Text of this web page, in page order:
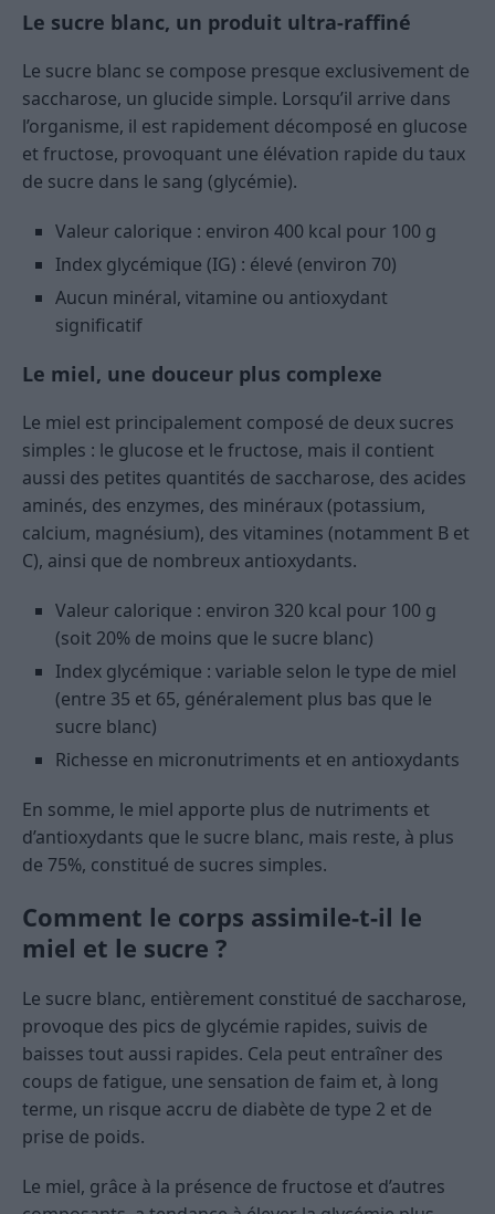
Le sucre blanc, un produit ultra-raffiné
Le sucre blanc se compose presque exclusivement de
saccharose, un glucide simple. Lorsqu’il arrive dans
l’organisme, il est rapidement décomposé en glucose
et fructose, provoquant une élévation rapide du taux
de sucre dans le sang (glycémie).
Valeur calorique : environ 400 kcal pour 100 g
Index glycémique (IG) : élevé (environ 70)
Aucun minéral, vitamine ou antioxydant
significatif
Le miel, une douceur plus complexe
Le miel est principalement composé de deux sucres
simples : le glucose et le fructose, mais il contient
aussi des petites quantités de saccharose, des acides
aminés, des enzymes, des minéraux (potassium,
calcium, magnésium), des vitamines (notamment B et
C), ainsi que de nombreux antioxydants.
Valeur calorique : environ 320 kcal pour 100 g
(soit 20% de moins que le sucre blanc)
Index glycémique : variable selon le type de miel
(entre 35 et 65, généralement plus bas que le
sucre blanc)
Richesse en micronutriments et en antioxydants
En somme, le miel apporte plus de nutriments et
d’antioxydants que le sucre blanc, mais reste, à plus
de 75%, constitué de sucres simples.
Comment le corps assimile-t-il le
miel et le sucre ?
Le sucre blanc, entièrement constitué de saccharose,
provoque des pics de glycémie rapides, suivis de
baisses tout aussi rapides. Cela peut entraîner des
coups de fatigue, une sensation de faim et, à long
terme, un risque accru de diabète de type 2 et de
prise de poids.
Le miel, grâce à la présence de fructose et d’autres